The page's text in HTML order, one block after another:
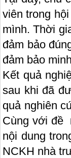
viên trong
mình. Thời
đảm bảo
đảm bảo
Kết quả
sau khi đã
quả nghiên
Cùng với đề
nội dung
NCKH nhà